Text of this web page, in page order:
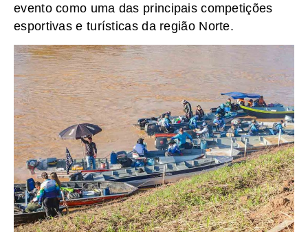
evento como uma das principais competições
esportivas e turísticas da região Norte.